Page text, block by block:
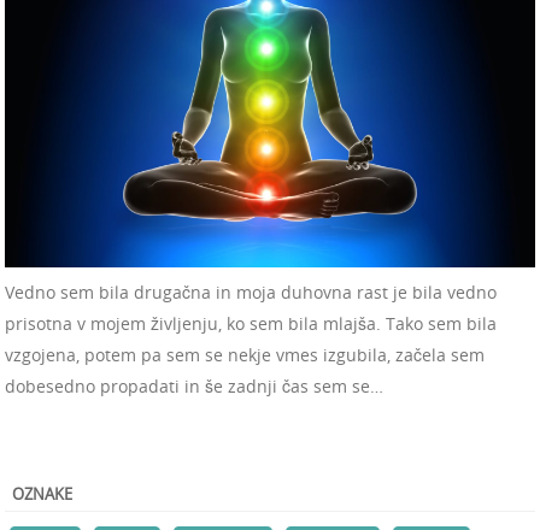
Vedno sem bila drugačna in moja duhovna rast je bila vedno
prisotna v mojem življenju, ko sem bila mlajša. Tako sem bila
vzgojena, potem pa sem se nekje vmes izgubila, začela sem
dobesedno propadati in še zadnji čas sem se…
OZNAKE